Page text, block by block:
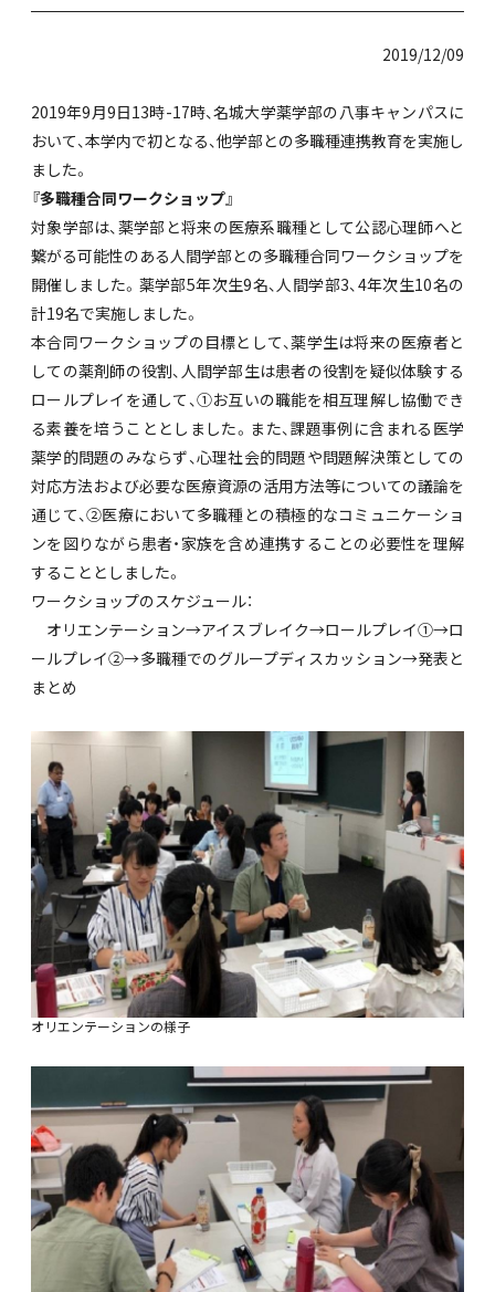
2019/12/09
2019年9月9日13時-17時、名城大学薬学部の八事キャンパスに
おいて、本学内で初となる、他学部との多職種連携教育を実施し
ました。
『多職種合同ワークショップ』
対象学部は、薬学部と将来の医療系職種として公認心理師へと
繋がる可能性のある人間学部との多職種合同ワークショップを
開催しました。薬学部5年次生9名、人間学部3、4年次生10名の
計19名で実施しました。
本合同ワークショップの目標として、薬学生は将来の医療者と
しての薬剤師の役割、人間学部生は患者の役割を疑似体験する
ロールプレイを通して、①お互いの職能を相互理解し協働でき
る素養を培うこととしました。また、課題事例に含まれる医学
薬学的問題のみならず、心理社会的問題や問題解決策としての
対応方法および必要な医療資源の活用方法等についての議論を
通じて、②医療において多職種との積極的なコミュニケーショ
ンを図りながら患者・家族を含め連携することの必要性を理解
することとしました。
ワークショップのスケジュール：
オリエンテーション→アイスブレイク→ロールプレイ①→ロ
ールプレイ②→多職種でのグループディスカッション→発表と
まとめ
オリエンテーションの様子